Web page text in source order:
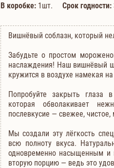
В коробке: 1шт. Срок годности:
Вишнёвый соблазн, который
Забудьте о простом
наслаждения! Наш вишнёвый
кружится в воздухе намекая
Попробуйте закрыть глаза
которая обволакивает
послевкусие — свежее,
Мы создали эту лёгкость
всю полноту вкуса.
одновременно насыщенным и
вторую порцию — ведь это